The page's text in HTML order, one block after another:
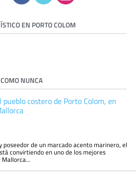
EN PORTO COLOM
NUNCA
pueblo costero de Porto Colom, en
poseedor de un marcado acento marinero, el
convirtiendo en uno de los mejores